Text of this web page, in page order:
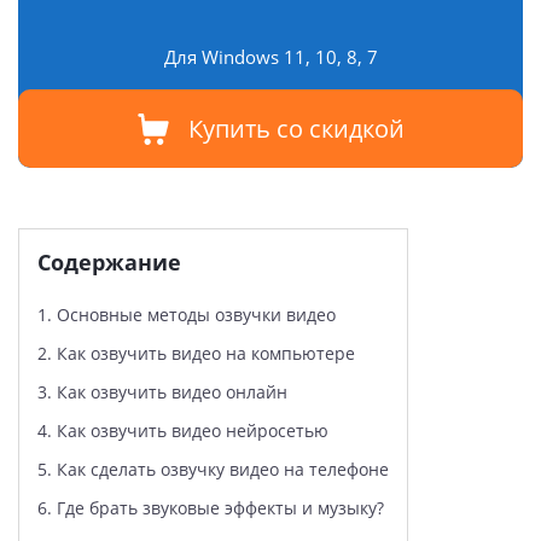
Для Windows 11, 10, 8, 7
Купить со скидкой
Содержание
1. Основные методы озвучки видео
2. Как озвучить видео на компьютере
3. Как озвучить видео онлайн
4. Как озвучить видео нейросетью
5. Как сделать озвучку видео на телефоне
6. Где брать звуковые эффекты и музыку?